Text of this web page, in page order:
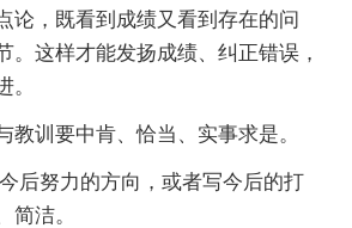
论，既看到成绩又看到存在的问
。这样才能发扬成绩、纠正错误，
。
教训要中肯、恰当、实事求是。
后努力的方向，或者写今后的打
简洁。